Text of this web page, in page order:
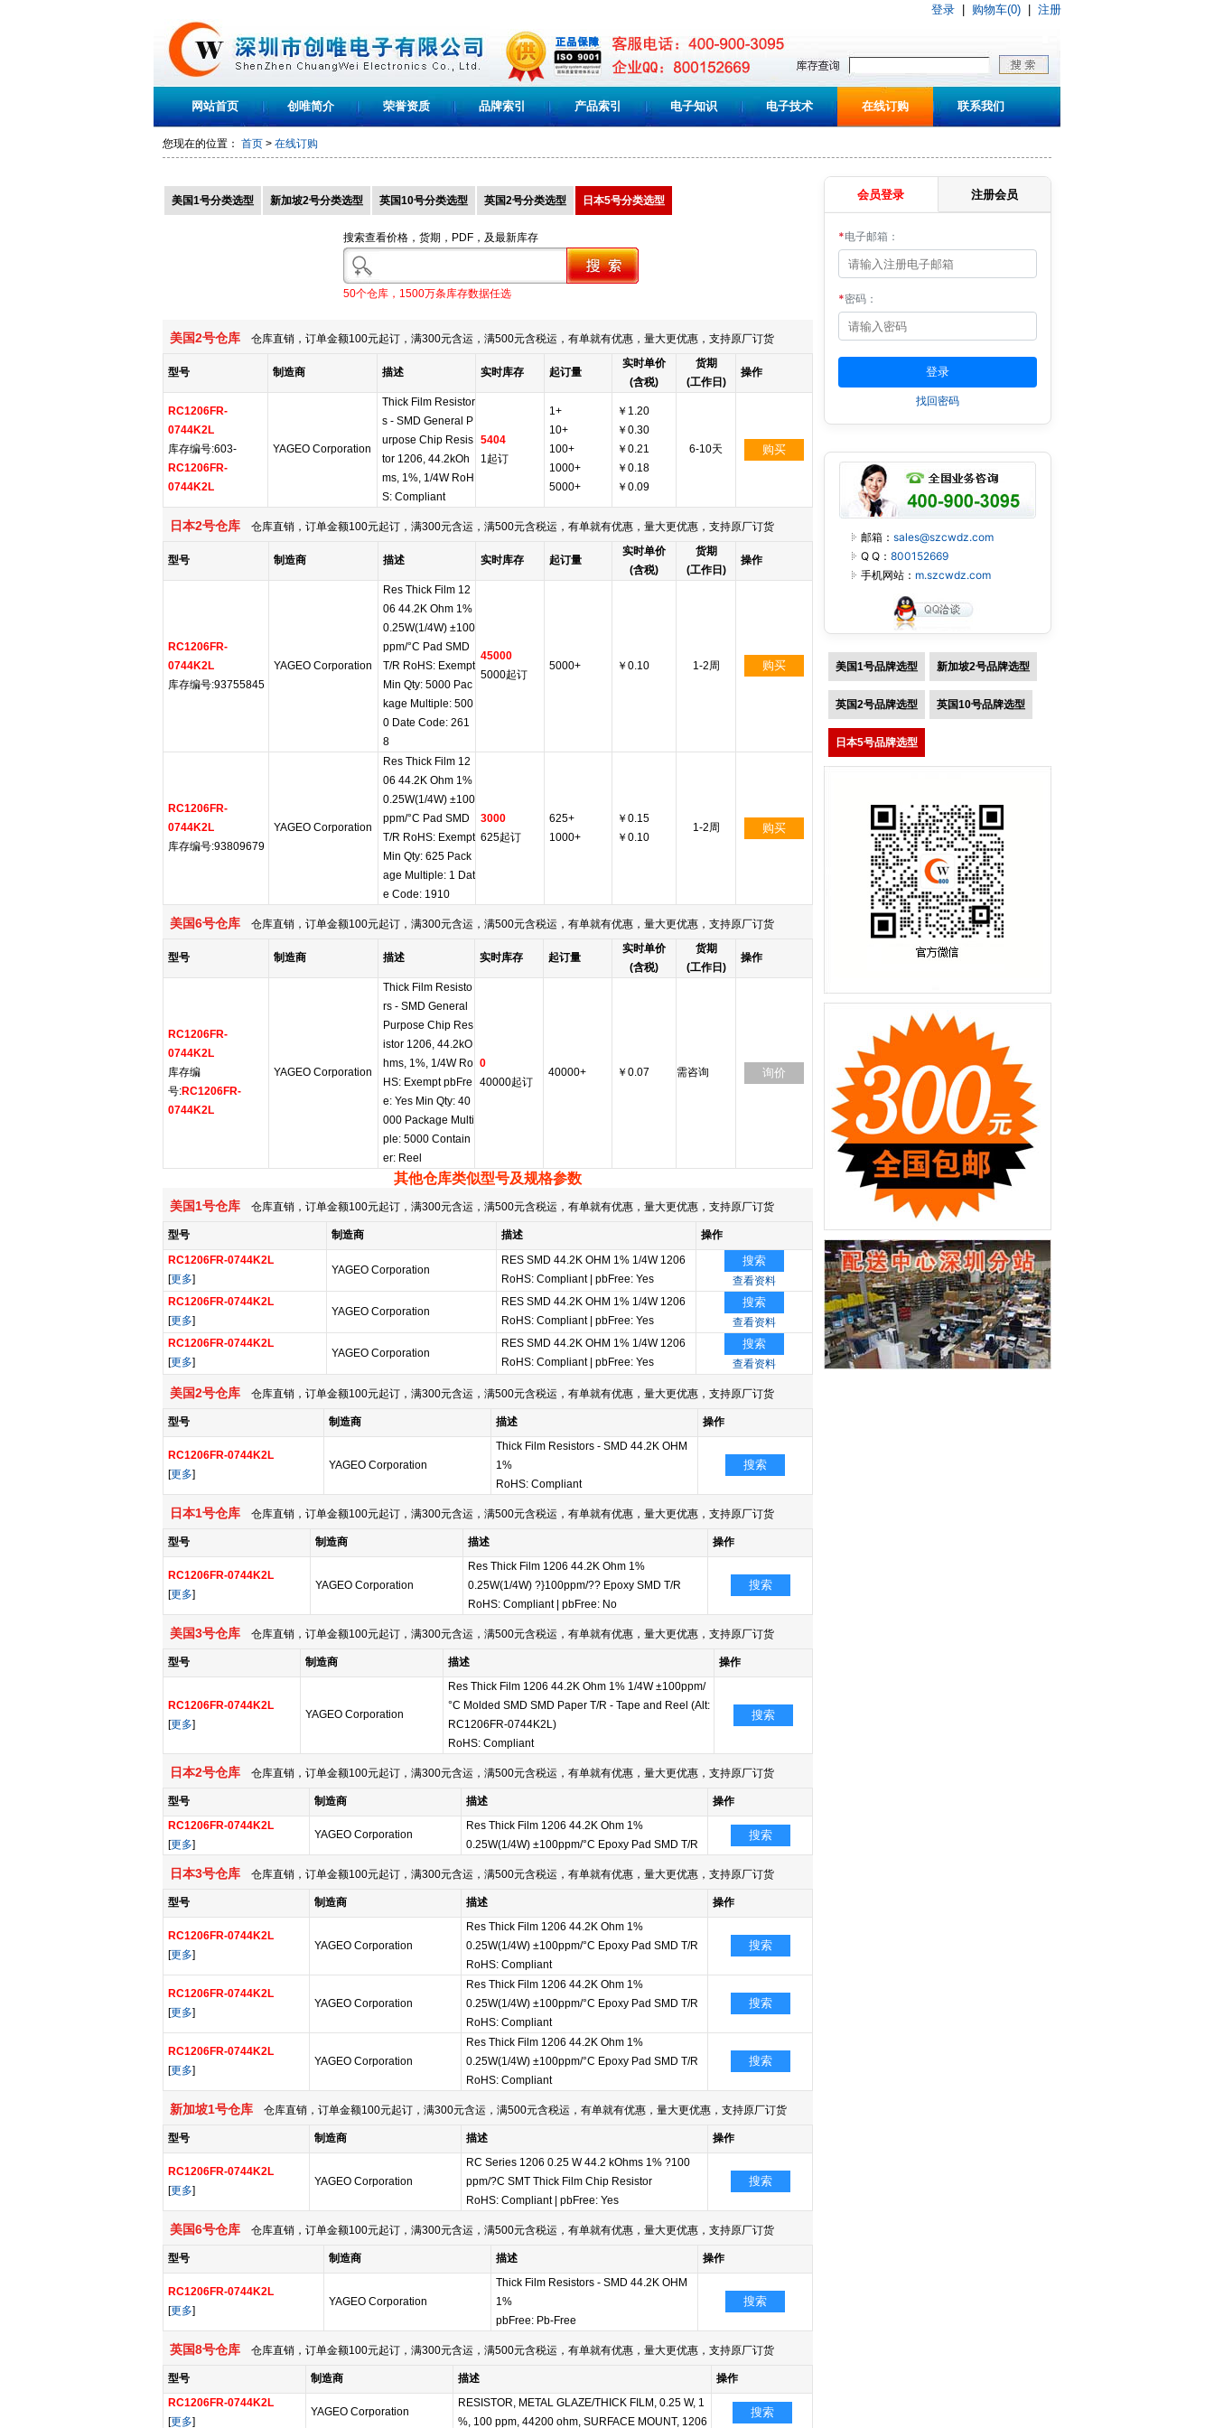
登录 购物车(0) 注册
网站首页 创唯简介 荣誉资质 品牌索引 产品索引 电子知识 电子技术 在线订购 联系我们
您现在的位置： 首页 > 在线订购
美国1号分类选型 新加坡2号分类选型 英国10号分类选型 英国2号分类选型 日本5号分类选型
搜索查看价格，货期，PDF，及最新库存
50个仓库，1500万条库存数据任选
美国2号仓库 仓库直销，订单金额100元起订，满300元含运，满500元含税运，有单就有优惠，量大更优惠，支持原厂订货
型号 制造商 描述 实时库存 起订量
实时单价
(含税)
货期
(工作日)
操作
RC1206FR-
0744K2L
库存编号:603-
RC1206FR-
0744K2L
YAGEO Corporation
Thick Film Resistor
s - SMD General P
urpose Chip Resis
tor 1206, 44.2kOh
ms, 1%, 1/4W RoH
S: Compliant
5404
1起订
1+
10+
100+
1000+
5000+
￥1.20
￥0.30
￥0.21
￥0.18
￥0.09
6-10天 购买
日本2号仓库 仓库直销，订单金额100元起订，满300元含运，满500元含税运，有单就有优惠，量大更优惠，支持原厂订货
型号 制造商 描述 实时库存 起订量
实时单价
(含税)
货期
(工作日)
操作
RC1206FR-
0744K2L
库存编号:93755845
YAGEO Corporation
Res Thick Film 12
06 44.2K Ohm 1%
0.25W(1/4W) ±100
ppm/°C Pad SMD
T/R RoHS: Exempt
Min Qty: 5000 Pac
kage Multiple: 500
0 Date Code: 261
8
45000
5000起订
5000+ ￥0.10 1-2周 购买
RC1206FR-
0744K2L
库存编号:93809679
YAGEO Corporation
Res Thick Film 12
06 44.2K Ohm 1%
0.25W(1/4W) ±100
ppm/°C Pad SMD
T/R RoHS: Exempt
Min Qty: 625 Pack
age Multiple: 1 Dat
e Code: 1910
3000
625起订
625+
1000+
￥0.15
￥0.10
1-2周 购买
美国6号仓库 仓库直销，订单金额100元起订，满300元含运，满500元含税运，有单就有优惠，量大更优惠，支持原厂订货
型号 制造商 描述 实时库存 起订量
实时单价
(含税)
货期
(工作日)
操作
RC1206FR-
0744K2L
库存编
号:RC1206FR-
0744K2L
YAGEO Corporation
Thick Film Resisto
rs - SMD General
Purpose Chip Res
istor 1206, 44.2kO
hms, 1%, 1/4W Ro
HS: Exempt pbFre
e: Yes Min Qty: 40
000 Package Multi
ple: 5000 Contain
er: Reel
0
40000起订
40000+ ￥0.07 需咨询 询价
其他仓库类似型号及规格参数
美国1号仓库 仓库直销，订单金额100元起订，满300元含运，满500元含税运，有单就有优惠，量大更优惠，支持原厂订货
型号 制造商 描述
操作
RC1206FR-0744K2L
[更多]
YAGEO Corporation
RES SMD 44.2K OHM 1% 1/4W 1206
RoHS: Compliant pbFree: Yes
搜索
查看资料
RC1206FR-0744K2L
[更多]
YAGEO Corporation
RES SMD 44.2K OHM 1% 1/4W 1206
RoHS: Compliant pbFree: Yes
搜索
查看资料
RC1206FR-0744K2L
[更多]
YAGEO Corporation
RES SMD 44.2K OHM 1% 1/4W 1206
RoHS: Compliant pbFree: Yes
搜索
查看资料
美国2号仓库 仓库直销，订单金额100元起订，满300元含运，满500元含税运，有单就有优惠，量大更优惠，支持原厂订货
型号 制造商 描述 操作
RC1206FR-0744K2L
[更多]
YAGEO Corporation
Thick Film Resistors - SMD 44.2K OHM
1%
RoHS: Compliant
搜索
日本1号仓库 仓库直销，订单金额100元起订，满300元含运，满500元含税运，有单就有优惠，量大更优惠，支持原厂订货
型号 制造商 描述 操作
RC1206FR-0744K2L
[更多]
YAGEO Corporation
Res Thick Film 1206 44.2K Ohm 1%
0.25W(1/4W) ?}100ppm/?? Epoxy SMD T/R
RoHS: Compliant pbFree: No
搜索
美国3号仓库 仓库直销，订单金额100元起订，满300元含运，满500元含税运，有单就有优惠，量大更优惠，支持原厂订货
型号 制造商 描述 操作
RC1206FR-0744K2L
[更多]
YAGEO Corporation
Res Thick Film 1206 44.2K Ohm 1% 1/4W ±100ppm/
°C Molded SMD SMD Paper T/R - Tape and Reel (Alt:
RC1206FR-0744K2L)
RoHS: Compliant
搜索
日本2号仓库 仓库直销，订单金额100元起订，满300元含运，满500元含税运，有单就有优惠，量大更优惠，支持原厂订货
型号 制造商 描述
操作
RC1206FR-0744K2L
[更多]
YAGEO Corporation
Res Thick Film 1206 44.2K Ohm 1%
0.25W(1/4W) ±100ppm/°C Epoxy Pad SMD T/R
搜索
日本3号仓库 仓库直销，订单金额100元起订，满300元含运，满500元含税运，有单就有优惠，量大更优惠，支持原厂订货
型号 制造商 描述 操作
RC1206FR-0744K2L
[更多]
YAGEO Corporation
Res Thick Film 1206 44.2K Ohm 1%
0.25W(1/4W) ±100ppm/°C Epoxy Pad SMD T/R
RoHS: Compliant
搜索
RC1206FR-0744K2L
[更多]
YAGEO Corporation
Res Thick Film 1206 44.2K Ohm 1%
0.25W(1/4W) ±100ppm/°C Epoxy Pad SMD T/R
RoHS: Compliant
搜索
RC1206FR-0744K2L
[更多]
YAGEO Corporation
Res Thick Film 1206 44.2K Ohm 1%
0.25W(1/4W) ±100ppm/°C Epoxy Pad SMD T/R
RoHS: Compliant
搜索
新加坡1号仓库 仓库直销，订单金额100元起订，满300元含运，满500元含税运，有单就有优惠，量大更优惠，支持原厂订货
型号 制造商 描述 操作
RC1206FR-0744K2L
[更多]
YAGEO Corporation
RC Series 1206 0.25 W 44.2 kOhms 1% ?100
ppm/?C SMT Thick Film Chip Resistor
RoHS: Compliant pbFree: Yes
搜索
美国6号仓库 仓库直销，订单金额100元起订，满300元含运，满500元含税运，有单就有优惠，量大更优惠，支持原厂订货
型号 制造商 描述 操作
RC1206FR-0744K2L
[更多]
YAGEO Corporation
Thick Film Resistors - SMD 44.2K OHM
1%
pbFree: Pb-Free
搜索
英国8号仓库 仓库直销，订单金额100元起订，满300元含运，满500元含税运，有单就有优惠，量大更优惠，支持原厂订货
型号 制造商 描述
操作
RC1206FR-0744K2L
[更多]
YAGEO Corporation
RESISTOR, METAL GLAZE/THICK FILM, 0.25 W, 1
%, 100 ppm, 44200 ohm, SURFACE MOUNT, 1206
搜索
会员登录 注册会员
*电子邮箱：
*密码：
找回密码
邮箱： sales@szcwdz.com
Q Q： 800152669
手机网站： m.szcwdz.com
美国1号品牌选型 新加坡2号品牌选型
英国2号品牌选型 英国10号品牌选型
日本5号品牌选型